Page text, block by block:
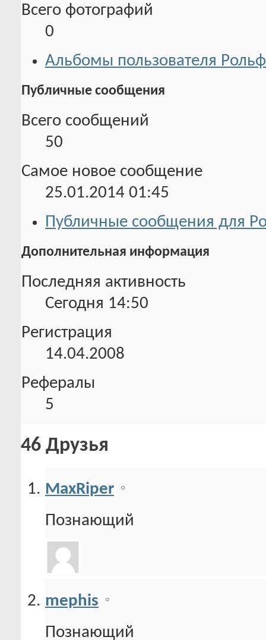
Всего фотографий
0
Альбомы пользователя Рольф
Публичные сообщения
Всего сообщений
50
Самое новое сообщение
25.01.2014 01:45
Публичные сообщения для
Дополнительная информация
Последняя активность
Сегодня 14:50
Регистрация
14.04.2008
Рефералы
5
46 Друзья
MaxRiper
Познающий
mephis
Познающий